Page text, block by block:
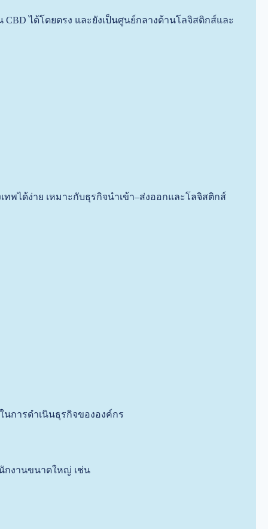
ได้โดยตรง และยังเป็นศูนย์กลางด้านโลจิสติกส์และ
พได้ง่าย เหมาะกับธุรกิจนำเข้า–ส่งออกและโลจิสติกส์
การดำเนินธุรกิจขององค์กร
กงานขนาดใหญ่ เช่น